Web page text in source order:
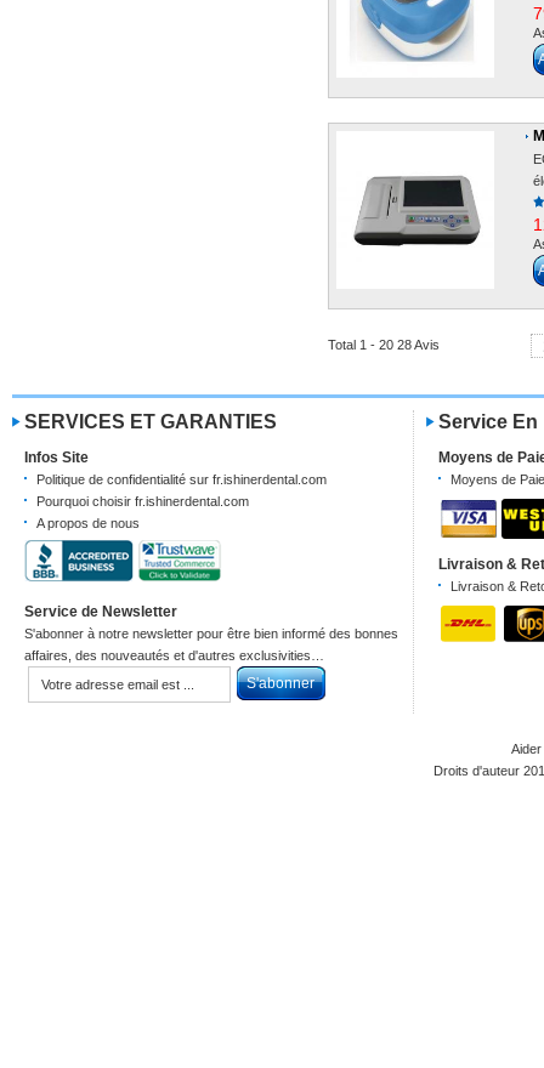
Total 1 - 20 28 Avis
SERVICES ET GARANTIES
Infos Site
Politique de confidentialité sur fr.ishinerdental.com
Pourquoi choisir fr.ishinerdental.com
A propos de nous
Service de Newsletter
S'abonner à notre newsletter pour être bien informé des bonnes
affaires, des nouveautés et d'autres exclusivities…
Service En
Moyens de
Moyens de
Livraison &
Livraison &
Aider
Droits d'auteur